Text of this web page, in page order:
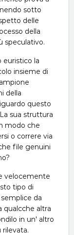
sotto
delle
della
speculativo.
euristico la
insieme di
della
questo
sua struttura
modo che
o correre via
file genuini
velocemente
tipo di
da
qualcche altra
in un' altro